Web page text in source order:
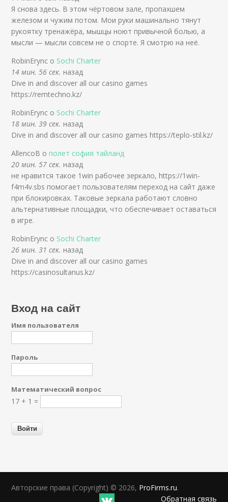
Я снова здесь. В этом чёртовом зале, пропахшем
железом и чужим потом. Мои руки машинально тянут
рукоятку тренажёра, мышцы ноют привычной болью, а
мысли — мысли совсем не о спорте. Я смотрю на неё.
RobinErync о Sochi Charter
14 мин. 56 сек. назад
Dive in and discover all our casino games
https://remtechno.kz/
RobinErync о Sochi Charter
18 мин. 39 сек. назад
Dive in and discover all our casino games https://teplo-stil.kz/
AllencoB ополет софия тайланд
20 мин. 57 сек. назад
не нравится такое 1win рабочее зеркало, https://1win-
f4m4v.sbs помогает пользователям переход на сайт даже
при блокировках. Таковые зеркала работают словно
альтернативные площадки, что обеспечивает оставаться
в игре.
RobinErync о Sochi Charter
26 мин. 31 сек. назад
Dive in and discover all our casino games
https://casinosultanus.kz/
Вход на сайт
Имя пользователя
Пароль
Математический вопрос
17 + 1 =
Авторские права (Copyright) © 2026, ProFirms.ru.
Обратная связь